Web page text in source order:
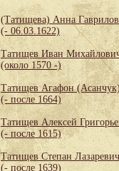
(Татищева) Анна
(- 06.03.1622)
Татищев Иван
(около 1570 -)
Татищев Агафон
(- после 1664)
Татищев Алексей
(- после 1615)
Татищев Степан Лазаревич
(- после 1639)